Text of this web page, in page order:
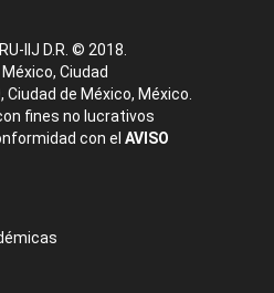
IIJ D.R. © 2018.
Ciudad
Ciudad de México, México.
fines no lucrativos
con el AVISO